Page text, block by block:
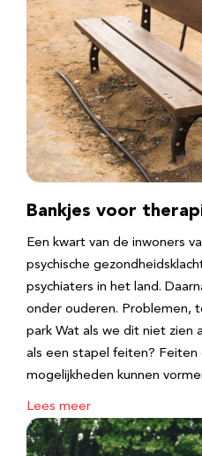
Bankjes voor
Een kwart van de inwoners
psychische
psychiaters in het land.
onder ouderen. Problemen,
park Wat als we dit niet zien
als een stapel feiten? Feiten
mogelijkheden kunnen
Lees meer